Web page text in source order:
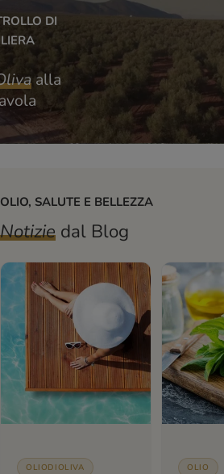
DI
alla
OLIO, SALUTE E BELLEZZA
Notizie dal Blog
OLIODIOLIVA OLIO